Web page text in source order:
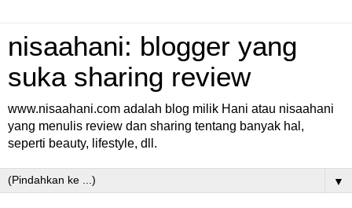
nisaahani: blogger yang
suka sharing review
www.nisaahani.com adalah blog milik Hani atau nisaahani
yang menulis review dan sharing tentang banyak hal,
seperti beauty, lifestyle, dll.
▼